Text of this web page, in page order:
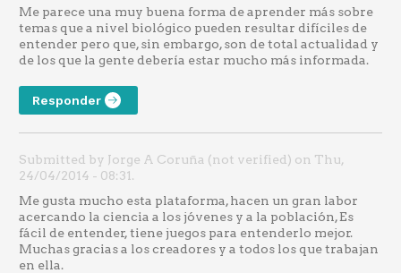
Me parece una muy buena forma de aprender más sobre
temas que a nivel biológico pueden resultar difíciles de
entender pero que, sin embargo, son de total actualidad y
de los que la gente debería estar mucho más informada.
Responder
Submitted by Jorge A Coruña (not verified) on Thu,
24/04/2014 - 08:31.
Me gusta mucho esta plataforma, hacen un gran labor
acercando la ciencia a los jóvenes y a la población, Es
fácil de entender, tiene juegos para entenderlo mejor.
Muchas gracias a los creadores y a todos los que trabajan
en ella.